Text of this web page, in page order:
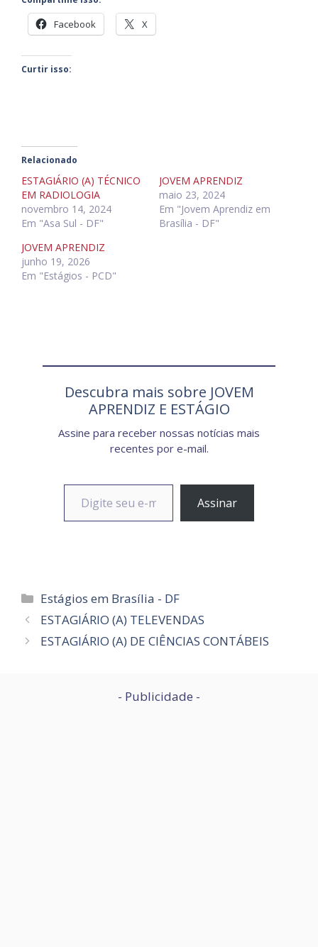
Facebook X
Curtir isso:
Relacionado
ESTAGIÁRIO (A) TÉCNICO
EM RADIOLOGIA
novembro 14, 2024
Em "Asa Sul - DF"
JOVEM APRENDIZ
maio 23, 2024
Em "Jovem Aprendiz em
Brasília - DF"
JOVEM APRENDIZ
junho 19, 2026
Em "Estágios - PCD"
Descubra mais sobre JOVEM
APRENDIZ E ESTÁGIO
Assine para receber nossas notícias mais
recentes por e-mail.
Digite seu e-mail…
Assinar
Categorias
Estágios em Brasília - DF
ESTAGIÁRIO (A) TELEVENDAS
ESTAGIÁRIO (A) DE CIÊNCIAS CONTÁBEIS
- Publicidade -